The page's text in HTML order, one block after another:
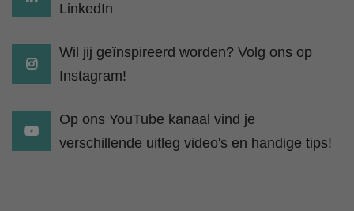
LinkedIn
Wil jij geïnspireerd worden? Volg ons op
Instagram!
Op ons YouTube kanaal vind je
verschillende uitleg video's en handige tips!